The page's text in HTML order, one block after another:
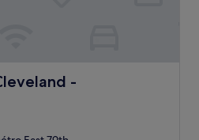
-
- Independence